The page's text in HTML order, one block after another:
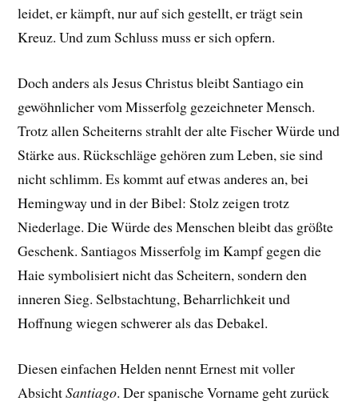
leidet, er kämpft, nur auf sich gestellt, er trägt sein
Kreuz. Und zum Schluss muss er sich opfern.
Doch anders als Jesus Christus bleibt Santiago ein
gewöhnlicher vom Misserfolg gezeichneter Mensch.
Trotz allen Scheiterns strahlt der alte Fischer Würde und
Stärke aus. Rückschläge gehören zum Leben, sie sind
nicht schlimm. Es kommt auf etwas anderes an, bei
Hemingway und in der Bibel: Stolz zeigen trotz
Niederlage. Die Würde des Menschen bleibt das größte
Geschenk. Santiagos Misserfolg im Kampf gegen die
Haie symbolisiert nicht das Scheitern, sondern den
inneren Sieg. Selbstachtung, Beharrlichkeit und
Hoffnung wiegen schwerer als das Debakel.
Diesen einfachen Helden nennt Ernest mit voller
AbsichtSantiago. Der spanische Vorname geht zurück